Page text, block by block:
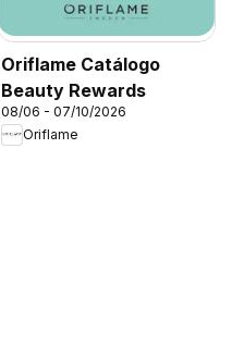
Oriflame Catálogo
Beauty Rewards
08/06 - 07/10/2026
Oriflame